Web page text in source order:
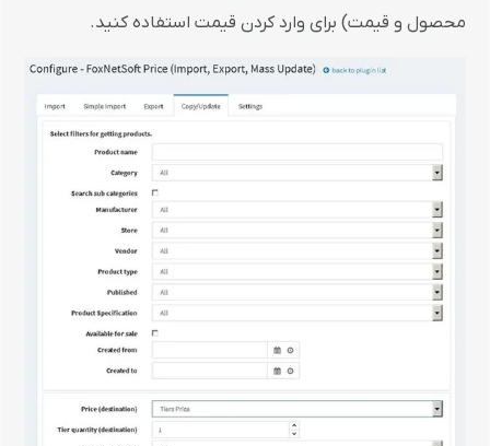
محصول و قیمت) برای وارد کردن قیمت استفاده کنید.